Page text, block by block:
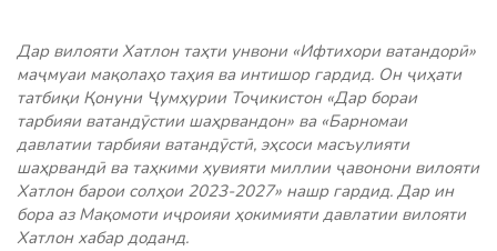
Дар вилояти Хатлон таҳти унвони «Ифтихори ватандорӣ»
маҷмуаи мақолаҳо таҳия ва интишор гардид. Он ҷиҳати
татбиқи Қонуни Ҷумҳурии Тоҷикистон «Дар бораи
тарбияи ватандӯстии шаҳрвандон» ва «Барномаи
давлатии тарбияи ватандӯстӣ, эҳсоси масъулияти
шаҳрвандӣ ва таҳкими ҳувияти миллии ҷавонони вилояти
Хатлон барои солҳои 2023-2027» нашр гардид. Дар ин
бора аз Мақомоти иҷроияи ҳокимияти давлатии вилояти
Хатлон хабар доданд.